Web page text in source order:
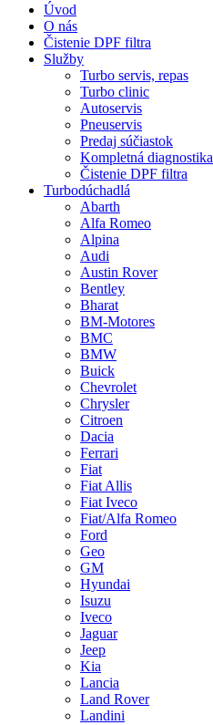
Úvod
O nás
Čistenie DPF filtra
Služby
Turbo servis, repas
Turbo clinic
Autoservis
Pneuservis
Predaj súčiastok
Kompletná diagnostika
Čistenie DPF filtra
Turbodúchadlá
Abarth
Alfa Romeo
Alpina
Audi
Austin Rover
Bentley
Bharat
BM-Motores
BMC
BMW
Buick
Chevrolet
Chrysler
Citroen
Dacia
Ferrari
Fiat
Fiat Allis
Fiat Iveco
Fiat/Alfa Romeo
Ford
Geo
GM
Hyundai
Isuzu
Iveco
Jaguar
Jeep
Kia
Lancia
Land Rover
Landini